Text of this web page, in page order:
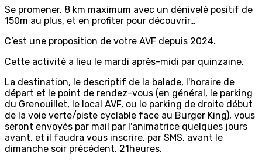
Se promener, 8 km maximum avec un dénivelé positif de
150m au plus, et en profiter pour découvrir…
C’est une proposition de votre AVF depuis 2024.
Cette activité a lieu le mardi après-midi par quinzaine.
La destination, le descriptif de la balade, l'horaire de
départ et le point de rendez-vous (en général, le parking
du Grenouillet, le local AVF, ou le parking de droite début
de la voie verte/piste cyclable face au Burger King), vous
seront envoyés par mail par l'animatrice quelques jours
avant, et il faudra vous inscrire, par SMS, avant le
dimanche soir précédent, 21heures.